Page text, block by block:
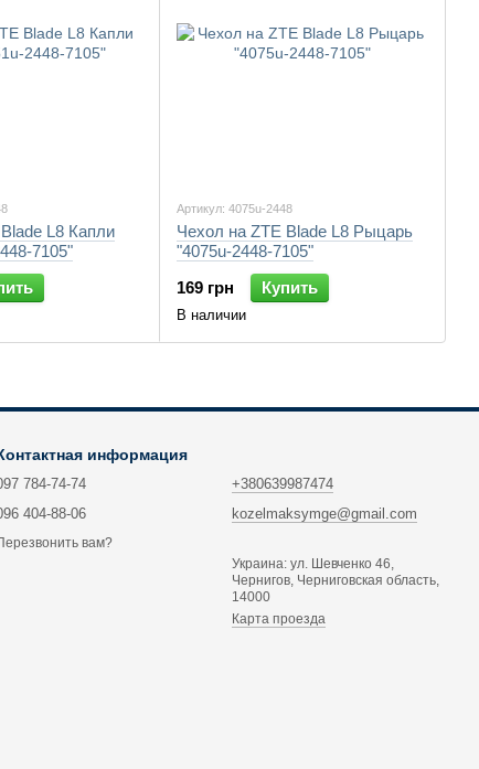
L8 Капли
7105"
Артикул: 4075u-2448
Чехол на ZTE Blade L8 Рыцарь
"4075u-2448-7105"
169 грн
Купить
В наличии
информация
784-74-74
404-88-06
вам?
+380639987474
kozelmaksymge@gmail.com
Украина: ул. Шевченко 46,
Чернигов, Черниговская область,
14000
Карта проезда